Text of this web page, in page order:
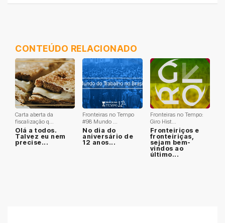
CONTEÚDO RELACIONADO
Carta aberta da
fiscalização q...
Olá a todos.
Talvez eu nem
precise...
Fronteiras no Tempo
#98 Mundo ...
No dia do
aniversário de
12 anos...
Fronteiras no Tempo:
Giro Hist...
Fronteiriços e
fronteiriças,
sejam bem-
vindos ao
último...